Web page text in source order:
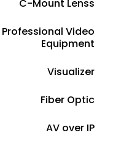
C-Mount Lenss
Professional Video
Equipment
Visualizer
Fiber Optic
AV over IP